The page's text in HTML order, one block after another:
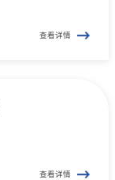
查看详情
查看详情